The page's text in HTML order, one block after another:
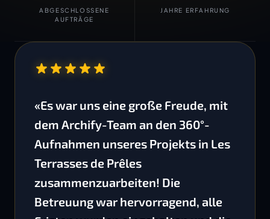
ABGESCHLOSSENE
AUFTRÄGE
JAHRE ERFAHRUNG
«Es war uns eine große Freude, mit
dem Archify-Team an den 360°-
Aufnahmen unseres Projekts in Les
Terrasses de Prêles
zusammenzuarbeiten! Die
Betreuung war hervorragend, alle